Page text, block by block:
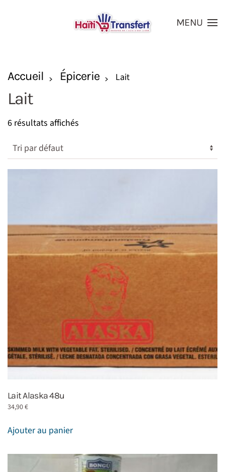
Skip to main content
MENU
Accueil Épicerie Lait
Lait
6 résultats affichés
Lait Alaska 48u
34,90€
Ajouter au panier